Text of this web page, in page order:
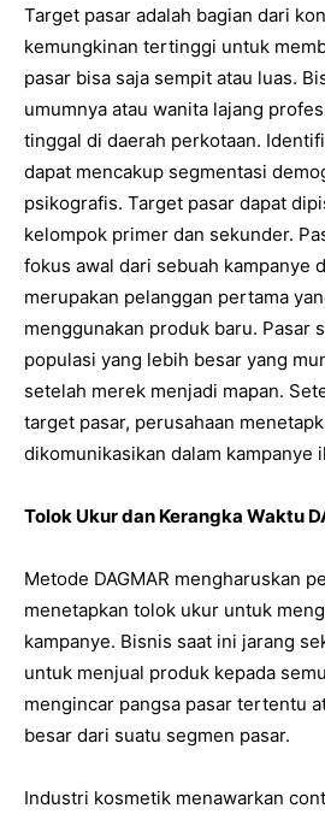
Target pasar adalah bagian dari
kemungkinan tertinggi untuk
pasar bisa saja sempit atau luas.
umumnya atau wanita lajang
tinggal di daerah perkotaan.
dapat mencakup segmentasi
psikografis. Target pasar dapat
kelompok primer dan sekunder.
fokus awal dari sebuah kampanye
merupakan pelanggan pertama
menggunakan produk baru. Pasar
populasi yang lebih besar yang
setelah merek menjadi mapan.
target pasar, perusahaan
dikomunikasikan dalam kampanye
Tolok Ukur dan Kerangka Waktu
Metode DAGMAR mengharuskan
menetapkan tolok ukur untuk
kampanye. Bisnis saat ini jarang
untuk menjual produk kepada
mengincar pangsa pasar tertentu
besar dari suatu segmen pasar.
Industri kosmetik menawarkan